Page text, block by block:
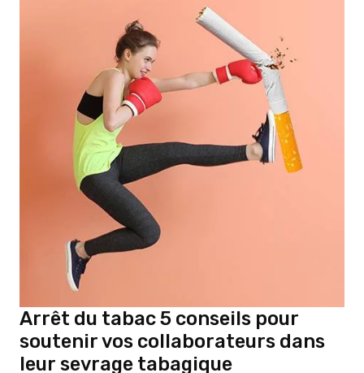
Arrêt du tabac 5 conseils pour
soutenir vos collaborateurs dans
leur sevrage tabagique